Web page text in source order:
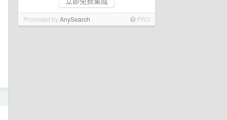
Promoted byAnySearch PRO